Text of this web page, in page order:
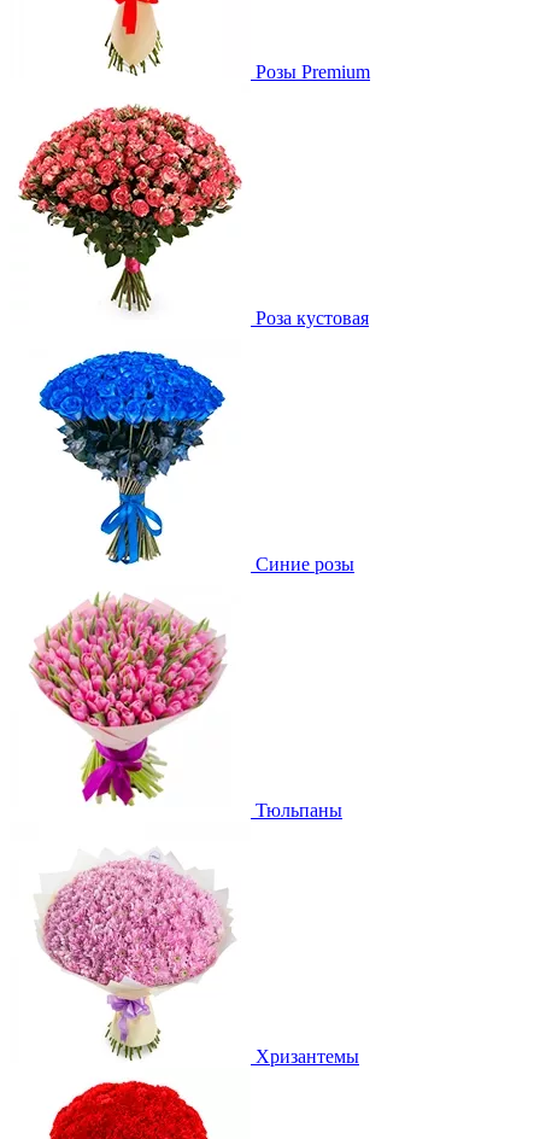
Розы Premium
Роза кустовая
Синие розы
Тюльпаны
Хризантемы